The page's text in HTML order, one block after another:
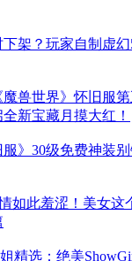
架？玩家自制虚
兽世界》怀旧服
新宝藏月摸大红！
服》30级免费神装
如此羞涩！美女这
精选：绝美